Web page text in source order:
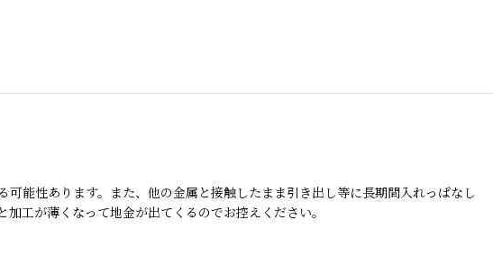
能性あります。また、他の金属と接触したまま引き出し等に長期間入れっぱなし
工が薄くなって地金が出てくるのでお控えください。